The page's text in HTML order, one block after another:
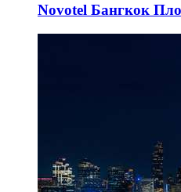
Novotel Бангкок